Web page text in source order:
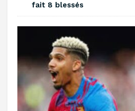
fait 8 blessés